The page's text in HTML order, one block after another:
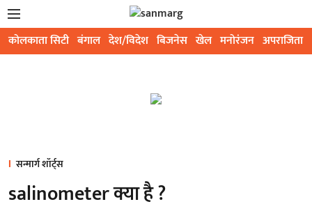
कोलकाता सिटी बंगाल देश/विदेश बिजनेस खेल मनोरंजन अपराजिता
सन्मार्ग शॉर्ट्स
salinometer क्या है ?